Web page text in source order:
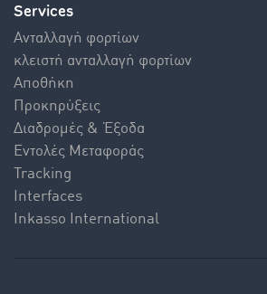
Services
Aνταλλαγή φορτίων
κλειστή ανταλλαγή φορτίων
Αποθήκη
Προκηρύξεις
Διαδρομές & Έξοδα
Εντολές Mεταφοράς
Tracking
Interfaces
Inkasso International